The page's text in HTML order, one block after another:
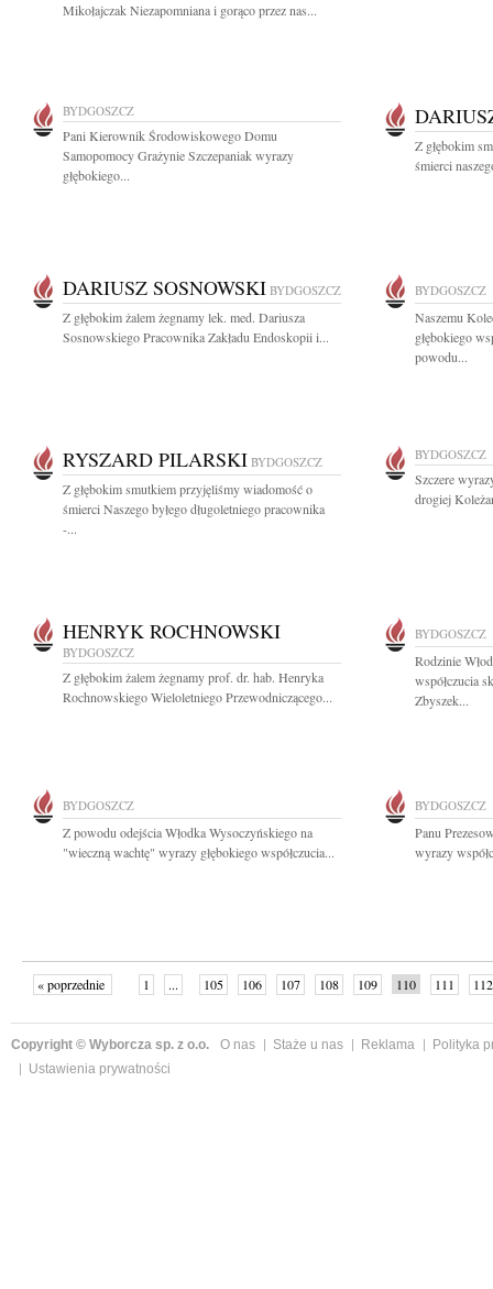
Mikołajczak Niezapomniana i gorąco przez nas...
BYDGOSZCZ
Pani Kierownik Środowiskowego Domu
Samopomocy Grażynie Szczepaniak wyrazy
głębokiego...
Z głębokim
śmierci
DARIUSZ SOSNOWSKI BYDGOSZCZ
Z głębokim żalem żegnamy lek. med. Dariusza
Sosnowskiego Pracownika Zakładu Endoskopii i...
BYDGOSZCZ
Naszemu
głębokiego
powodu...
RYSZARD PILARSKI BYDGOSZCZ
Z głębokim smutkiem przyjęliśmy wiadomość o
śmierci Naszego byłego długoletniego pracownika
-...
BYDGOSZCZ
Szczere
drogiej
HENRYK ROCHNOWSKI
BYDGOSZCZ
Z głębokim żalem żegnamy prof. dr. hab. Henryka
Rochnowskiego Wieloletniego Przewodniczącego...
BYDGOSZCZ
Rodzinie
współczucia
Zbyszek...
BYDGOSZCZ
Z powodu odejścia Włodka Wysoczyńskiego na
"wieczną wachtę" wyrazy głębokiego współczucia...
BYDGOSZCZ
Panu
wyrazy
« poprzednie 1 ... 105 106 107 108 109 110 111
112
Copyright © Wyborcza sp. z o.o. O nas Staże u nas Reklama
Polityka
Ustawienia prywatności